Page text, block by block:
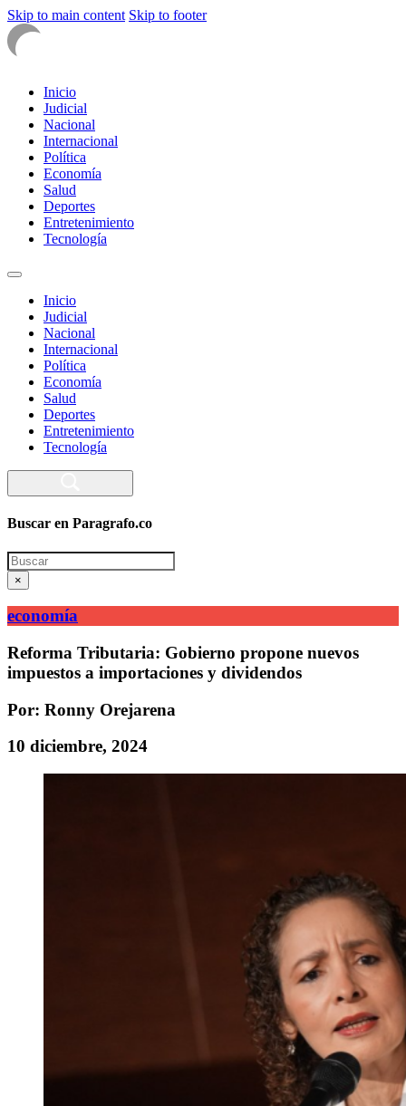
Skip to main content Skip to footer
Inicio
Judicial
Nacional
Internacional
Política
Economía
Salud
Deportes
Entretenimiento
Tecnología
Inicio
Judicial
Nacional
Internacional
Política
Economía
Salud
Deportes
Entretenimiento
Tecnología
Buscar en Paragrafo.co
Search
×
economía
Reforma Tributaria: Gobierno propone nuevos
impuestos a importaciones y dividendos
Por: Ronny Orejarena
10 diciembre, 2024